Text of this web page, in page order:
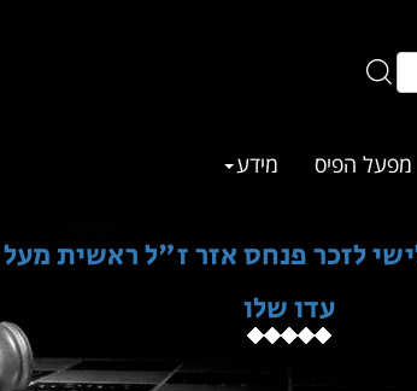
מפעל הפיס מידע
לזכר פנחס אזר ז"ל ראשית מעל 1900
עדו שלו